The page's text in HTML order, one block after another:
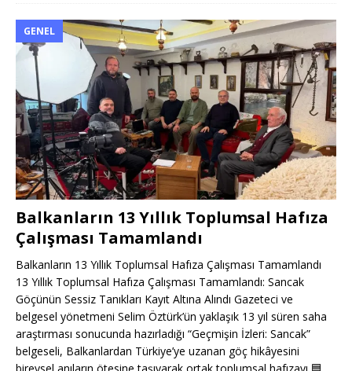
GENEL
Balkanların 13 Yıllık Toplumsal Hafıza
Çalışması Tamamlandı
Balkanların 13 Yıllık Toplumsal Hafıza Çalışması Tamamlandı
13 Yıllık Toplumsal Hafıza Çalışması Tamamlandı: Sancak
Göçünün Sessiz Tanıkları Kayıt Altına Alındı Gazeteci ve
belgesel yönetmeni Selim Öztürk’ün yaklaşık 13 yıl süren saha
araştırması sonucunda hazırladığı “Geçmişin İzleri: Sancak”
belgeseli, Balkanlardan Türkiye’ye uzanan göç hikâyesini